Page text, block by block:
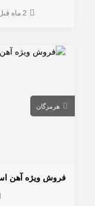
2 ماه قبل
هرمزگان
فروش ویژه آهن